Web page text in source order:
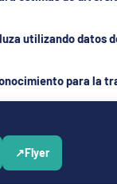
utilizando datos
para la
↗Flyer